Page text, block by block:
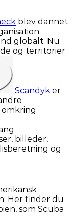
blev dannet
globalt. Nu
og territorier
Scandyk er
billeder,
og
Her finder du
som Scuba